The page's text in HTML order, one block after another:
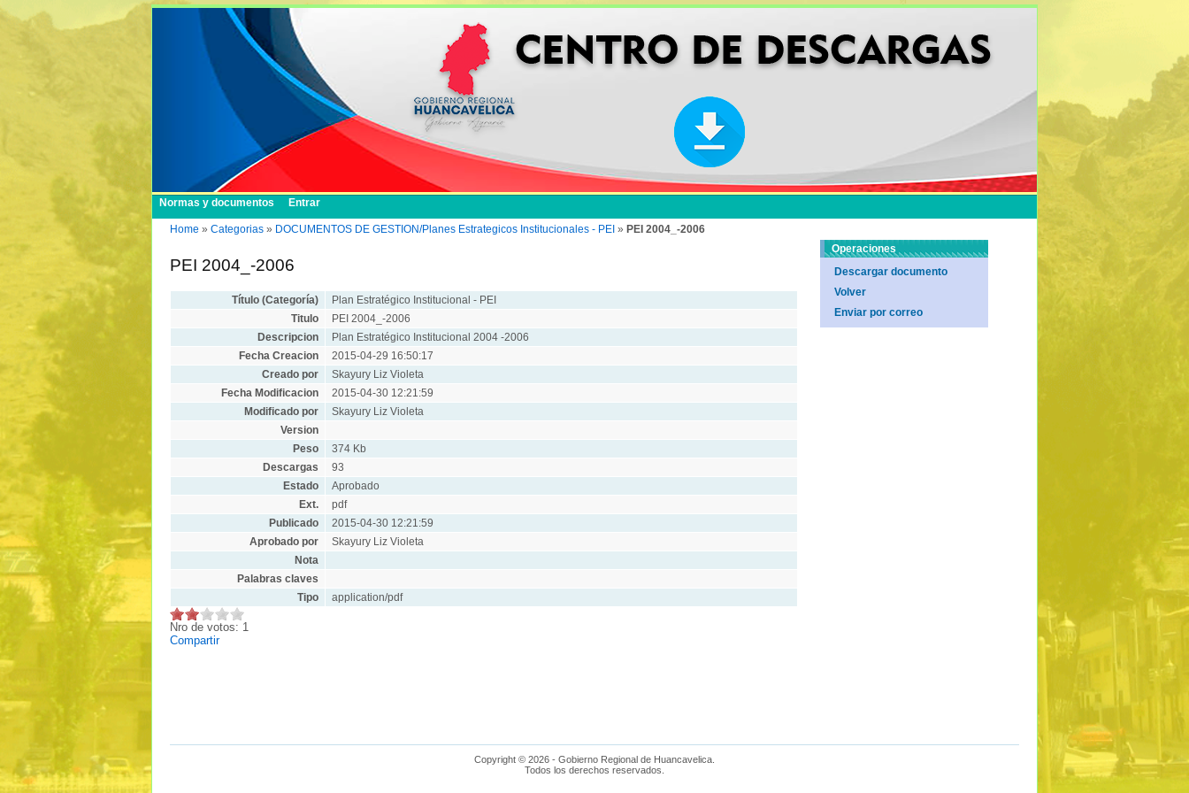
Normas y documentos Entrar
Home » Categorias » DOCUMENTOS DE GESTION/Planes Estrategicos Institucionales - PEI » PEI 2004_-2006
PEI 2004_-2006
Título (Categoría)
Plan Estratégico Institucional - PEI
Titulo
PEI 2004_-2006
Descripcion
Plan Estratégico Institucional 2004 -2006
Fecha Creacion
2015-04-29 16:50:17
Creado por
Skayury Liz Violeta
Fecha Modificacion
2015-04-30 12:21:59
Modificado por
Skayury Liz Violeta
Version
Peso
374 Kb
Descargas
93
Estado
Aprobado
Ext.
pdf
Publicado
2015-04-30 12:21:59
Aprobado por
Skayury Liz Violeta
Nota
Palabras claves
Tipo
application/pdf
Nro de votos: 1
Compartir
Operaciones
Descargar documento
Volver
Enviar por correo
Copyright © 2026 - Gobierno Regional de Huancavelica.
Todos los derechos reservados.